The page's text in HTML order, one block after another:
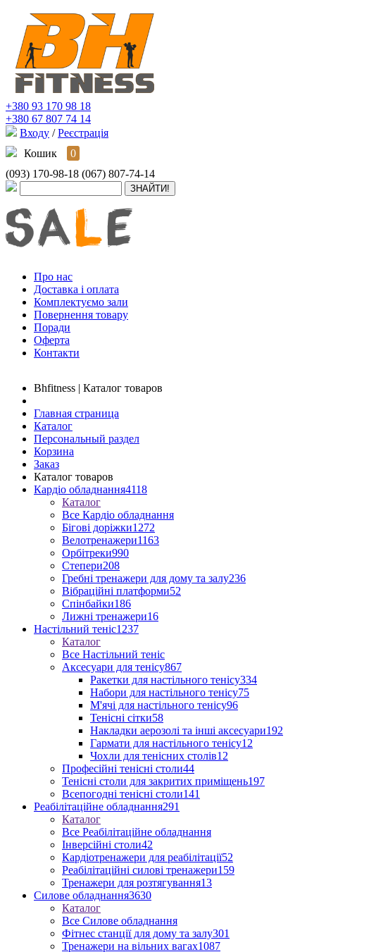
+380 93 170 98 18
+380 67 807 74 14
Входу / Реєстрація
Кошик
0
(093) 170-98-18 (067) 807-74-14
Про нас
Доставка і оплата
Комплектуємо зали
Повернення товару
Поради
Оферта
Контакти
Bhfitness | Каталог товаров
Главная страница
Каталог
Персональный раздел
Корзина
Заказ
Каталог товаров
Кардіо обладнання4118
Каталог
Все Кардіо обладнання
Бігові доріжки1272
Велотренажери1163
Орбітреки990
Степери208
Гребні тренажери для дому та залу236
Вібраційні платформи52
Спінбайки186
Лижні тренажери16
Настільний теніс1237
Каталог
Все Настільний теніс
Аксесуари для тенісу867
Ракетки для настільного тенісу334
Набори для настільного тенісу75
М'ячі для настільного тенісу96
Тенісні сітки58
Накладки аерозолі та інші аксесуари192
Гармати для настільного тенісу12
Чохли для тенісних столів12
Професійні тенісні столи44
Тенісні столи для закритих приміщень197
Всепогодні тенісні столи141
Реабілітаційне обладнання291
Каталог
Все Реабілітаційне обладнання
Інверсійні столи42
Кардіотренажери для реабілітації52
Реабілітаційні силові тренажери159
Тренажери для розтягування13
Силове обладнання3630
Каталог
Все Силове обладнання
Фітнес станції для дому та залу301
Тренажери на вільних вагах1087